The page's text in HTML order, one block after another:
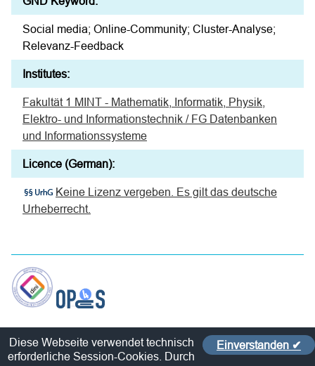
Social media; Online-Community; Cluster-Analyse;
Relevanz-Feedback
Institutes:
Fakultät 1 MINT - Mathematik, Informatik, Physik,
Elektro- und Informationstechnik / FG Datenbanken
und Informationssysteme
Licence (German):
Keine Lizenz vergeben. Es gilt das deutsche
Urheberrecht.
Policy
Einverstanden ✔
Diese Webseite verwendet technisch
erforderliche Session-Cookies. Durch